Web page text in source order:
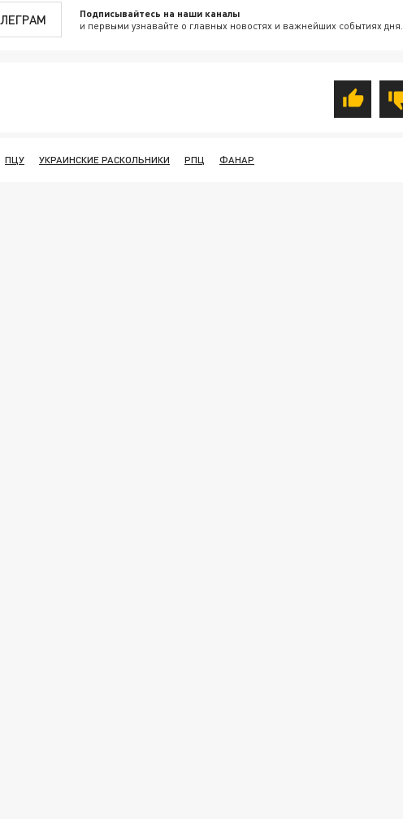
Подписывайтесь на наши каналы
и первыми узнавайте о главных новостях и важнейших событиях дня.
ПЦУ УКРАИНСКИЕ РАСКОЛЬНИКИ РПЦ ФАНАР